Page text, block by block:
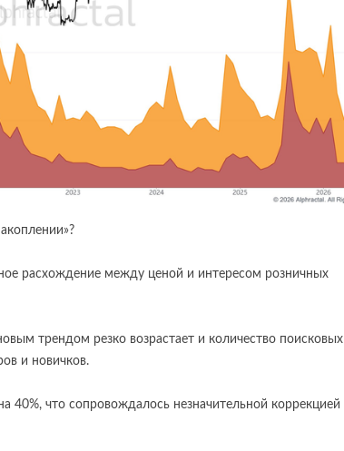
расхождение между ценой и интересом розничных
трендом резко возрастает и количество поисковых
и новичков.
40%, что сопровождалось незначительной коррекцией